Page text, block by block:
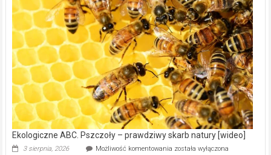
Wręczyca
Wielka
z
dofinansowaniem
ponad
15,6
mln
na
modernizację
oczyszczalni
ścieków
[wideo]
Ekologiczne ABC. Pszczoły – prawdziwy skarb natury [wideo]
3 sierpnia, 2026 Możliwość komentowania Ekologiczne
została wyłączona